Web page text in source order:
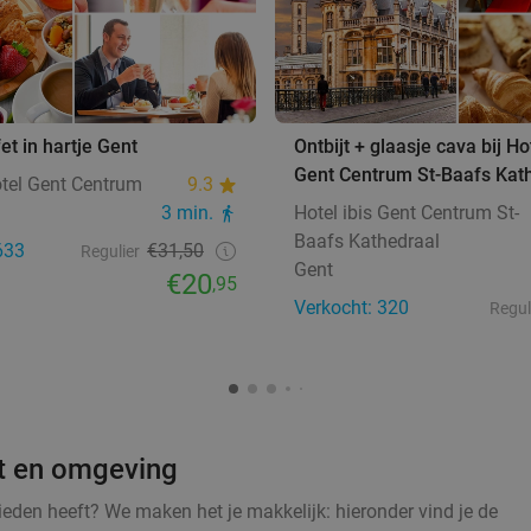
in hartje Gent
Gent Centrum
9.3
3 min.
Regulier €31,50
€20,95
Ontbijt + glaasje cava bij
Gent Centrum St-Baafs
Hotel ibis Gent Centrum St-
Baafs Kathedraal
Gent
Verkocht: 320
en omgeving
heeft? We maken het je makkelijk: hieronder vind je de